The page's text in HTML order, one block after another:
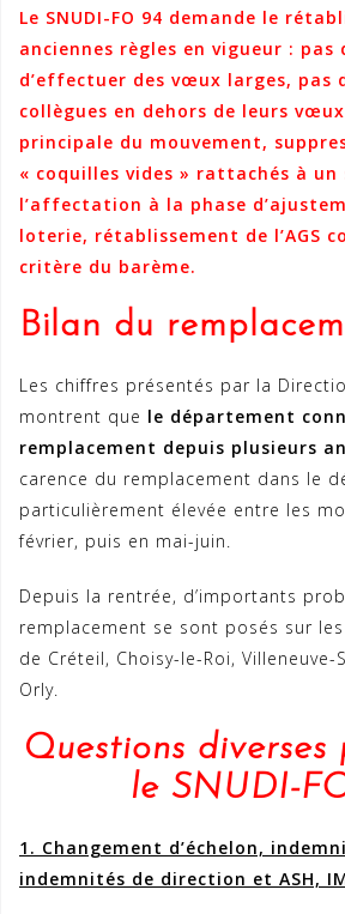
Le SNUDI-FO 94 demande le
anciennes règles en vigueur : pas
d’effectuer des vœux larges, pas
collègues en dehors de leurs
principale du mouvement,
« coquilles vides » rattachés à
l’affectation à la phase
loterie, rétablissement de l’AGS
critère du barème.
Bilan du
Les chiffres présentés par la
montrent que le département
remplacement depuis plusieurs
carence du remplacement dans le
particulièrement élevée entre les
février, puis en mai-juin.
Depuis la rentrée, d’importants
remplacement se sont posés sur
de Créteil, Choisy-le-Roi, Villeneuve-
Orly.
Questions diverses
le SNUDI-
1. Changement d’échelon,
indemnités de direction et ASH,